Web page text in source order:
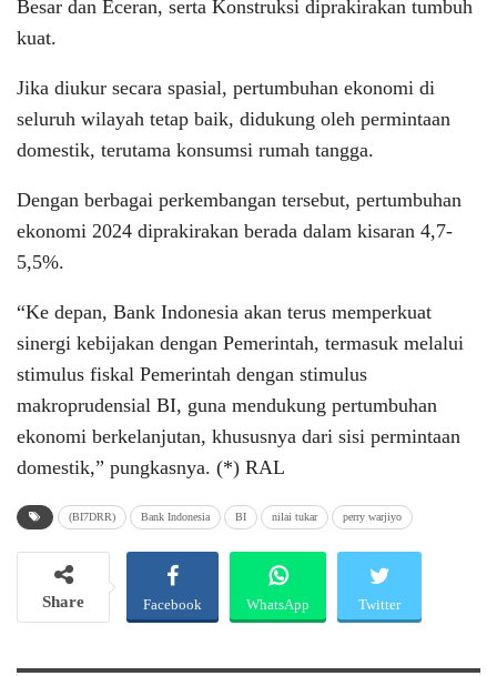
Besar dan Eceran, serta Konstruksi diprakirakan tumbuh
kuat.
Jika diukur secara spasial, pertumbuhan ekonomi di
seluruh wilayah tetap baik, didukung oleh permintaan
domestik, terutama konsumsi rumah tangga.
Dengan berbagai perkembangan tersebut, pertumbuhan
ekonomi 2024 diprakirakan berada dalam kisaran 4,7-
5,5%.
“Ke depan, Bank Indonesia akan terus memperkuat
sinergi kebijakan dengan Pemerintah, termasuk melalui
stimulus fiskal Pemerintah dengan stimulus
makroprudensial BI, guna mendukung pertumbuhan
ekonomi berkelanjutan, khususnya dari sisi permintaan
domestik,” pungkasnya. (*) RAL
(BI7DRR) Bank Indonesia BI nilai tukar perry warjiyo
Share Facebook WhatsApp Twitter